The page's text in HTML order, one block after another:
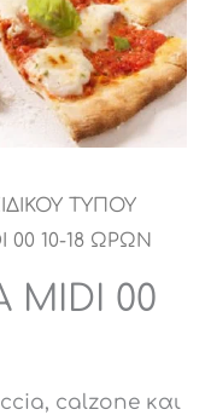
ΤΥΠΟΥ
00 10-18 ΩΡΩΝ
MIDI 00
calzone και